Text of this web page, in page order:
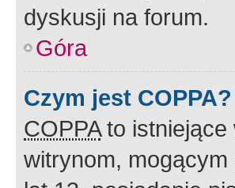
dyskusji na forum.
Góra
Czym jest COPPA?
COPPAto istniejące
witrynom, mogącym